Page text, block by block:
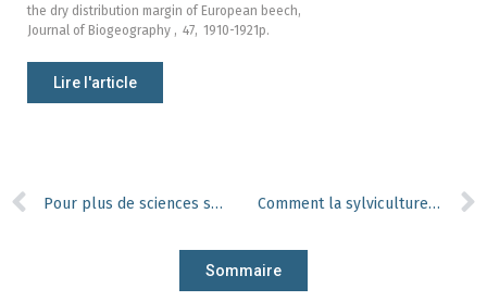
the dry distribution margin of European beech,
Journal of Biogeography , 47, 1910-1921p.
Lire l'article
Pour plus de sciences sociales au service de la recherche forestière Comment la sylviculture peut donner un petit coup de pouce à la génétique pour s’adapter aux changements climatiques ?
Sommaire